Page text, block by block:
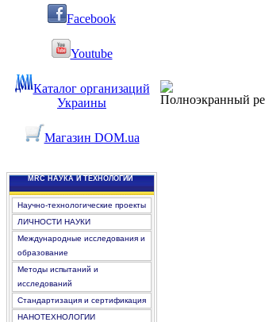
Facebook
Youtube
Каталог организаций
Украины
Магазин DOM.ua
MRC НАУКА И ТЕХНОЛОГИИ
Научно-технологические проекты
ЛИЧНОСТИ НАУКИ
Международные исследования и
образование
Методы испытаний и
исследований
Стандартизация и сертификация
НАНОТЕХНОЛОГИИ
Полноэкранный